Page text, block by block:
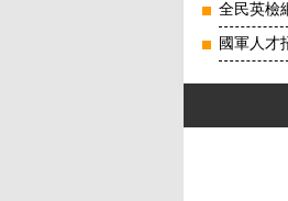
全民英檢
國軍人才